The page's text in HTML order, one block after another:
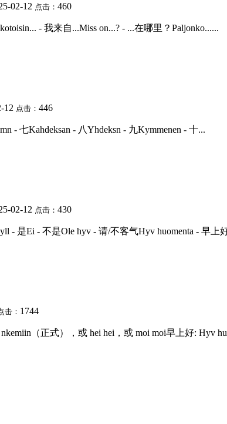
02-12 点击： 460
- 我来自...Miss on...? - ...在哪里？Paljonko......
12 点击： 446
- 七Kahdeksan - 八Yhdeksn - 九Kymmenen - 十...
02-12 点击： 430
- 是Ei - 不是Ole hyv - 请/不客气Hyv huomenta - 早上
击： 1744
（正式），或 hei hei，或 moi moi早上好: Hyv